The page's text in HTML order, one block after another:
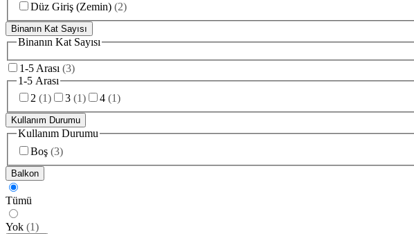
Düz Giriş (Zemin) (2)
Binanın Kat Sayısı
Binanın Kat Sayısı
1-5 Arası (3)
1-5 Arası
2 (1) 3 (1) 4 (1)
Kullanım Durumu
Kullanım Durumu
Boş (3)
Balkon
Tümü
Yok (1)